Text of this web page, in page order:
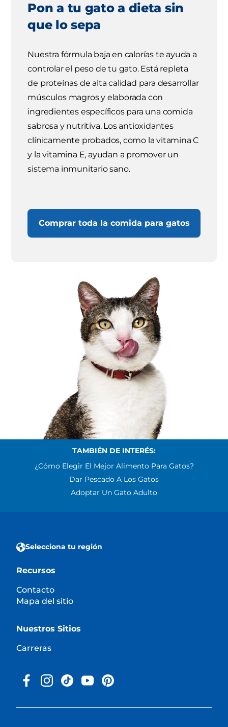
Pon a tu gato a dieta sin
que lo sepa
Nuestra fórmula baja en calorías te ayuda a
controlar el peso de tu gato. Está repleta
de proteínas de alta calidad para desarrollar
músculos magros y elaborada con
ingredientes específicos para una comida
sabrosa y nutritiva. Los antioxidantes
clínicamente probados, como la vitamina C
y la vitamina E, ayudan a promover un
sistema inmunitario sano.
Comprar toda la comida para gatos
TAMBIÉN DE INTERÉS:
¿Cómo Elegir El Mejor Alimento Para Gatos?
Dar Pescado A Los Gatos
Adoptar Un Gato Adulto
Selecciona tu región
Recursos
Contacto
Mapa del sitio
Nuestros Sitios
Carreras